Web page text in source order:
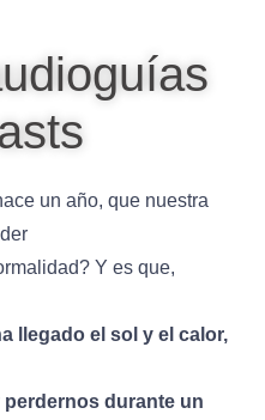
un año, que nuestra
Y es que,
llegado el sol y el calor,
durante un